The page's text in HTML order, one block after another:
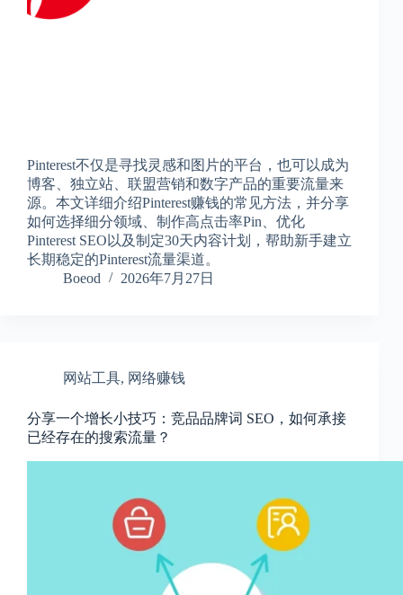
Pinterest不仅是寻找灵感和图片的平台，也可以成为
博客、独立站、联盟营销和数字产品的重要流量来
源。本文详细介绍Pinterest赚钱的常见方法，并分享
如何选择细分领域、制作高点击率Pin、优化
Pinterest SEO以及制定30天内容计划，帮助新手建立
长期稳定的Pinterest流量渠道。
Boeod
2026年7月27日
网站工具, 网络赚钱
分享一个增长小技巧：竞品品牌词 SEO，如何承接
已经存在的搜索流量？